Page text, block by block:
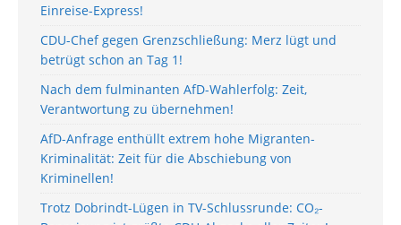
Einreise-Express!
CDU-Chef gegen Grenzschließung: Merz lügt und
betrügt schon an Tag 1!
Nach dem fulminanten AfD-Wahlerfolg: Zeit,
Verantwortung zu übernehmen!
AfD-Anfrage enthüllt extrem hohe Migranten-
Kriminalität: Zeit für die Abschiebung von
Kriminellen!
Trotz Dobrindt-Lügen in TV-Schlussrunde: CO₂-